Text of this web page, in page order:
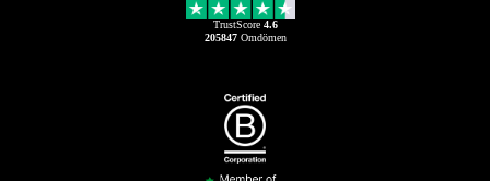
TrustScore 4.6
205847Omdömen